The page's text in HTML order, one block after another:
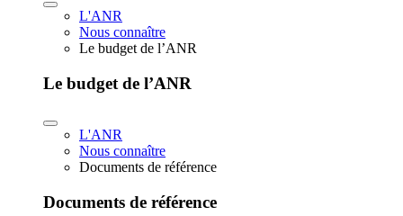
L'ANR
Nous connaître
Le budget de l’ANR
Le budget de l’ANR
L'ANR
Nous connaître
Documents de référence
Documents de référence